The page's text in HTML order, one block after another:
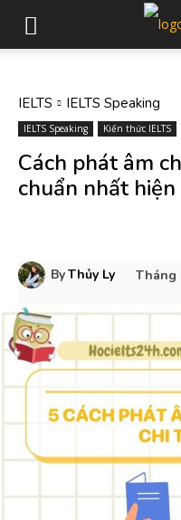
IELTS IELTS Speaking
IELTS Speaking Kiến thức IELTS
Cách phát âm
chuẩn nhất hiện
ByThủy Ly Tháng